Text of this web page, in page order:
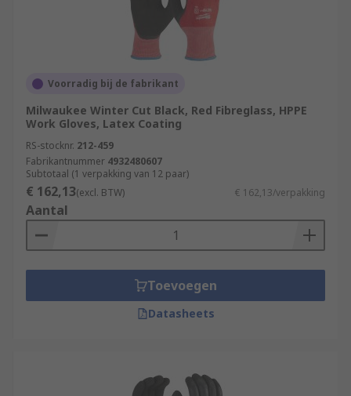
Voorradig bij de fabrikant
Milwaukee Winter Cut Black, Red Fibreglass, HPPE
Work Gloves, Latex Coating
RS-stocknr. 212-459
Fabrikantnummer 4932480607
Subtotaal (1 verpakking van 12 paar)
€ 162,13(excl. BTW) € 162,13/verpakking
Aantal
Toevoegen
Datasheets